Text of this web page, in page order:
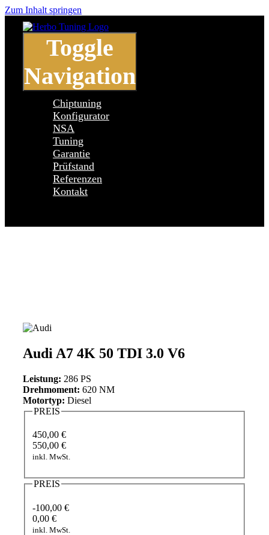
Zum Inhalt springen
Toggle
Navigation
Chiptuning
Konfigurator
NSA
Tuning
Garantie
Prüfstand
Referenzen
Kontakt
Audi A7 4K 50 TDI 3.0 V6
Leistung: 286 PS
Drehmoment: 620 NM
Motortyp: Diesel
PREIS
450,00 €
550,00 €
inkl. MwSt.
PREIS
-100,00 €
0,00 €
inkl. MwSt.